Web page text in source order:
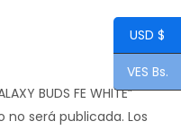
BUDS FE WHITE”
no será publicada. Los
USD $
VES Bs.